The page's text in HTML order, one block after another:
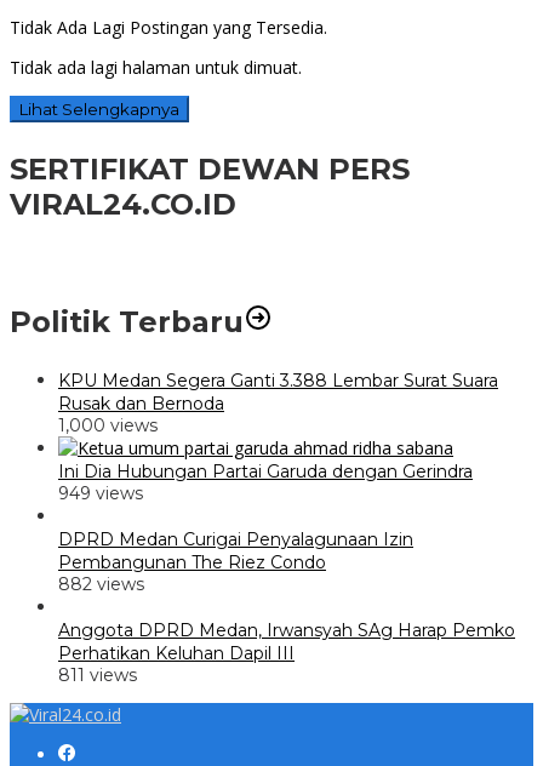
Tidak Ada Lagi Postingan yang Tersedia.
Tidak ada lagi halaman untuk dimuat.
Lihat Selengkapnya
SERTIFIKAT DEWAN PERS
VIRAL24.CO.ID
Politik Terbaru
KPU Medan Segera Ganti 3.388 Lembar Surat Suara
Rusak dan Bernoda
1,000 views
Ini Dia Hubungan Partai Garuda dengan Gerindra
949 views
DPRD Medan Curigai Penyalagunaan Izin
Pembangunan The Riez Condo
882 views
Anggota DPRD Medan, Irwansyah SAg Harap Pemko
Perhatikan Keluhan Dapil III
811 views